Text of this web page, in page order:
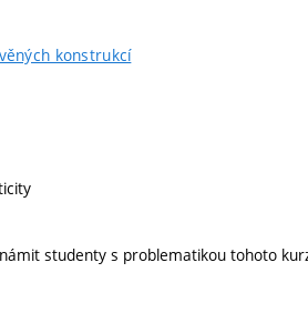
konstrukcí
studenty s problematikou tohoto